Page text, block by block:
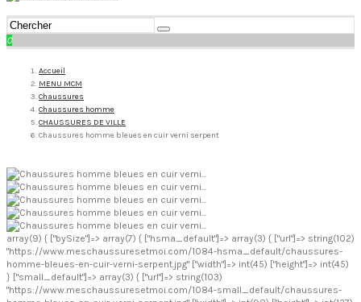
0
Accueil
MENU MCM
Chaussures
Chaussures homme
CHAUSSURES DE VILLE
Chaussures homme bleues en cuir verni serpent
array(9) { ["bySize"]=> array(7) { ["hsma_default"]=> array(3) { ["url"]=> string(102)
"https://www.meschaussuresetmoi.com/1084-hsma_default/chaussures-
homme-bleues-en-cuir-verni-serpent.jpg" ["width"]=> int(45) ["height"]=> int(45)
} ["small_default"]=> array(3) { ["url"]=> string(103)
"https://www.meschaussuresetmoi.com/1084-small_default/chaussures-